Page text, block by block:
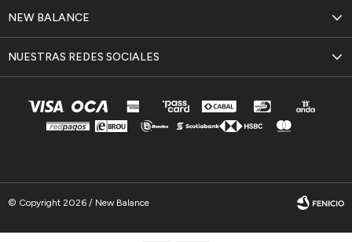
NEW BALANCE
NUESTRAS REDES SOCIALES
© Copyright 2026 / New Balance